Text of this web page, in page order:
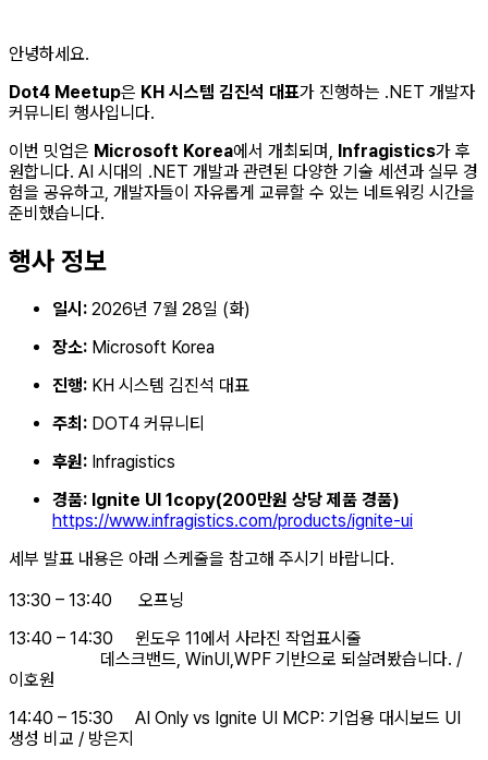
안녕하세요.
Dot4 Meetup은 KH 시스템 김진석 대표가 진행하는 .NET 개발자
커뮤니티 행사입니다.
이번 밋업은 Microsoft Korea에서 개최되며, Infragistics가 후
원합니다. AI 시대의 .NET 개발과 관련된 다양한 기술 세션과 실무 경
험을 공유하고, 개발자들이 자유롭게 교류할 수 있는 네트워킹 시간을
준비했습니다.
행사 정보
일시: 2026년 7월 28일 (화)
장소: Microsoft Korea
진행: KH 시스템 김진석 대표
주최: DOT4 커뮤니티
후원: Infragistics
경품: Ignite UI 1copy(200만원 상당 제품 경품)
https://www.infragistics.com/products/ignite-ui
세부 발표 내용은 아래 스케줄을 참고해 주시기 바랍니다.
13:30 – 13:40 오프닝
13:40 – 14:30 윈도우 11에서 사라진 작업표시줄
데스크밴드, WinUI,WPF 기반으로 되살려봤습니다. /
이호원
14:40 – 15:30 AI Only vs Ignite UI MCP: 기업용 대시보드 UI
생성 비교 / 방은지